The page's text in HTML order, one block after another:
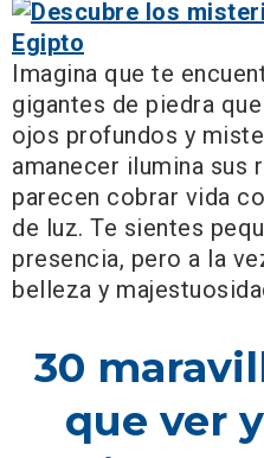
Imagina que te
gigantes de piedra
ojos profundos y
amanecer ilumina sus
parecen cobrar vida
de luz. Te sientes
presencia, pero a la
belleza y
30
que ver